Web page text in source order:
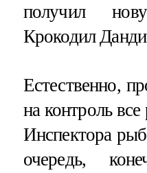
получил
Крокодил
Естественно,
на контроль
Инспектора
очередь,